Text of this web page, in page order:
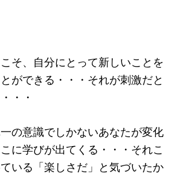
そ、自分にとって新しいことを
ができる・・・それが刺激だと
・・
の意識でしかないあなたが変化
に学びが出てくる・・・それこ
いる「楽しさだ」と気づいたか